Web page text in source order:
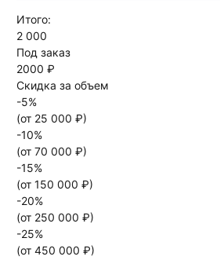
Итого:
2 000
Под заказ
2000 ₽
Скидка за объем
-5%
(от 25 000 ₽)
-10%
(от 70 000 ₽)
-15%
(от 150 000 ₽)
-20%
(от 250 000 ₽)
-25%
(от 450 000 ₽)